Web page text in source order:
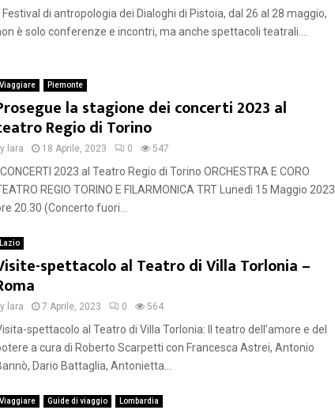
Il Festival di antropologia dei Dialoghi di Pistoia, dal 26 al 28 maggio,
è solo conferenze e incontri, ma anche spettacoli teatrali....
Viaggiare Piemonte
la stagione dei concerti 2023 al
Regio di Torino
lara 18 Aprile, 2023 0 547
I CONCERTI 2023 al Teatro Regio di Torino ORCHESTRA E CORO
REGIO TORINO E FILARMONICA TRT Lunedì 15 Maggio 2023
20.30 (Concerto fuori...
Lazio
spettacolo al Teatro di Villa Torlonia –
lara 7 Aprile, 2023 0 564
spettacolo al Teatro di Villa Torlonia: Il teatro dell’amore e del
a cura di Roberto Scarpetti con Francesca Astrei, Antonio
Dario Battaglia, Antonietta...
Viaggiare Guide di viaggio Lombardia